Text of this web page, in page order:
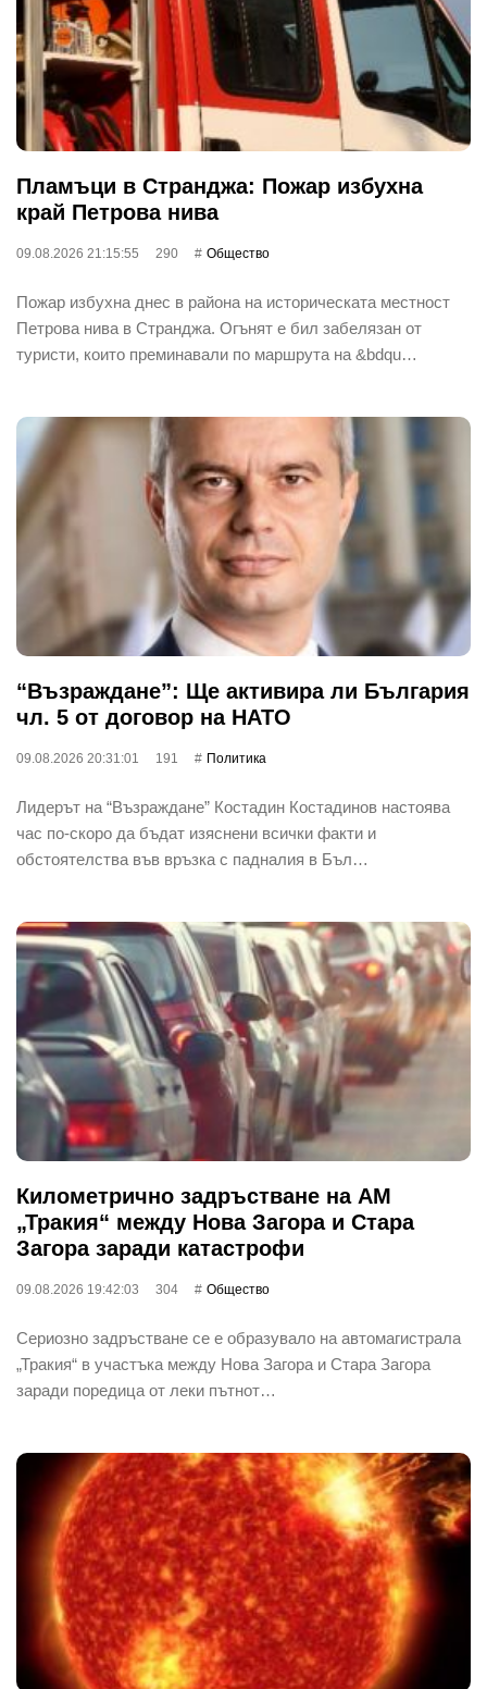
Пламъци в Странджа: Пожар избухна
край Петрова нива
09.08.2026 21:15:55 290 Общество
Пожар избухна днес в района на историческата местност
Петрова нива в Странджа. Огънят е бил забелязан от
туристи, които преминавали по маршрута на &bdqu…
“Възраждане”: Ще активира ли България
чл. 5 от договор на НАТО
09.08.2026 20:31:01 191 Политика
Лидерът на “Възраждане” Костадин Костадинов настоява
час по-скоро да бъдат изяснени всички факти и
обстоятелства във връзка с падналия в Бъл…
Километрично задръстване на АМ
„Тракия“ между Нова Загора и Стара
Загора заради катастрофи
09.08.2026 19:42:03 304 Общество
Сериозно задръстване се е образувало на автомагистрала
„Тракия“ в участъка между Нова Загора и Стара Загора
заради поредица от леки пътнот…